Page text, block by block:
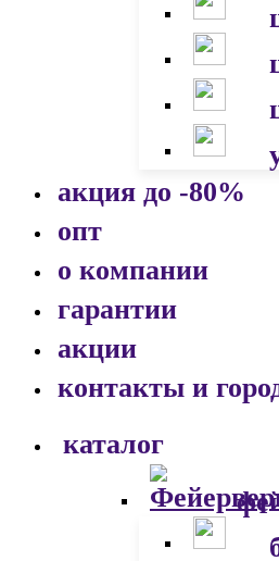
акция до -80%
опт
о компании
гарантии
акции
контакты и
каталог